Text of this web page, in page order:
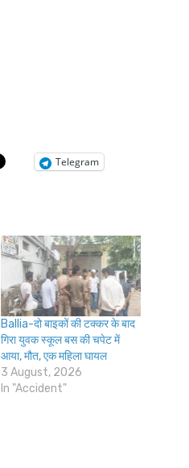
Telegram
Ballia-दो बाइकों की टक्कर के बाद
गिरा युवक स्कूल बस की चपेट में
आया, मौत, एक महिला घायल
3 August, 2026
In "Accident"